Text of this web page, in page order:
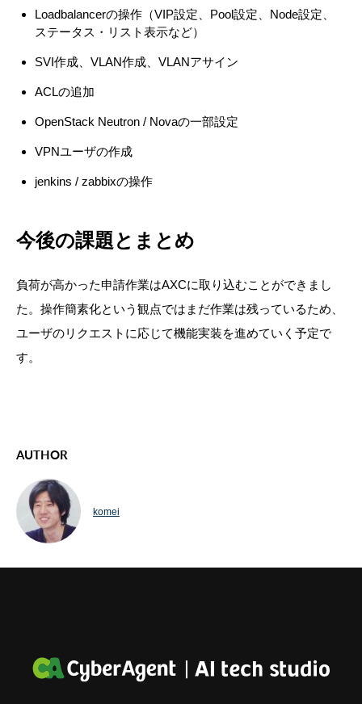
Loadbalancerの操作（VIP設定、Pool設定、Node設定、
ステータス・リスト表示など）
SVI作成、VLAN作成、VLANアサイン
ACLの追加
OpenStack Neutron / Novaの一部設定
VPNユーザの作成
jenkins / zabbixの操作
今後の課題とまとめ
負荷が高かった申請作業はAXCに取り込むことができまし
た。操作簡素化という観点ではまだ作業は残っているため、
ユーザのリクエストに応じて機能実装を進めていく予定で
す。
AUTHOR
komei